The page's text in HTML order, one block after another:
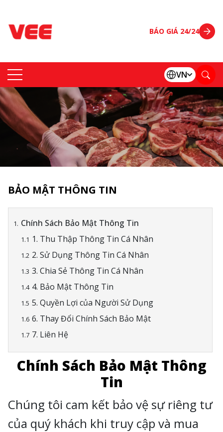
BÁO GIÁ 24/24
VN
BẢO MẬT THÔNG TIN
Chính Sách Bảo Mật Thông Tin
1. Thu Thập Thông Tin Cá Nhân
2. Sử Dụng Thông Tin Cá Nhân
3. Chia Sẻ Thông Tin Cá Nhân
4. Bảo Mật Thông Tin
5. Quyền Lợi của Người Sử Dụng
6. Thay Đổi Chính Sách Bảo Mật
7. Liên Hệ
Chính Sách Bảo Mật Thông
Tin
Chúng tôi cam kết bảo vệ sự riêng tư
của quý khách khi truy cập và mua